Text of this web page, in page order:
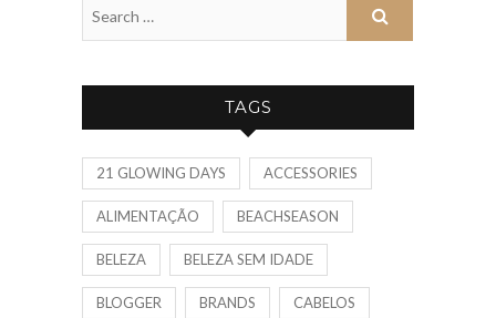
TAGS
21 GLOWING DAYS ACCESSORIES
ALIMENTAÇÃO BEACHSEASON
BELEZA BELEZA SEM IDADE
BLOGGER BRANDS CABELOS